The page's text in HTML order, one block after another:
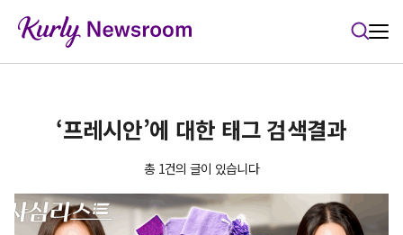
‘프레시안’에 대한 태그 검색결과
총 1건의 글이 있습니다